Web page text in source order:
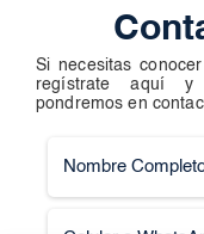
Si necesitas
regístrate aquí
pondremos en